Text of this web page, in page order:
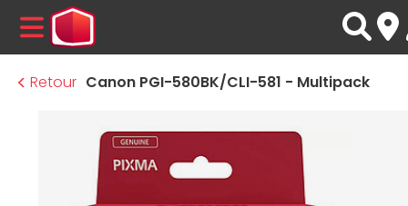
MENU
Retour Canon PGI-580BK/CLI-581 - Multipack